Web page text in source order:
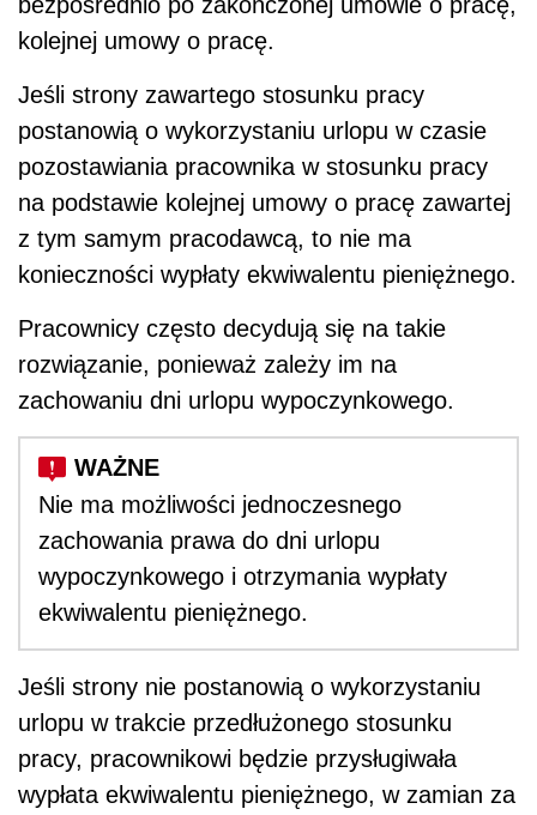
kolejnej umowy o pracę.
Jeśli strony zawartego stosunku pracy
postanowią o wykorzystaniu urlopu w czasie
pozostawiania pracownika w stosunku pracy
na podstawie kolejnej umowy o pracę zawartej
z tym samym pracodawcą, to nie ma
konieczności wypłaty ekwiwalentu pieniężnego.
Pracownicy często decydują się na takie
rozwiązanie, ponieważ zależy im na
zachowaniu dni urlopu wypoczynkowego.
Nie ma możliwości jednoczesnego
zachowania prawa do dni urlopu
wypoczynkowego i otrzymania wypłaty
ekwiwalentu pieniężnego.
Jeśli strony nie postanowią o wykorzystaniu
urlopu w trakcie przedłużonego stosunku
pracy, pracownikowi będzie przysługiwała
wypłata ekwiwalentu pieniężnego, w zamian za